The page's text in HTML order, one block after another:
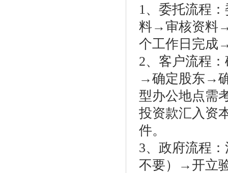
1、委托流程
料→审核资料
个工作日完成
2、客户流程
→确定股东→
型办公地点需
投资款汇入资
件。
3、政府流程
不要）→开立